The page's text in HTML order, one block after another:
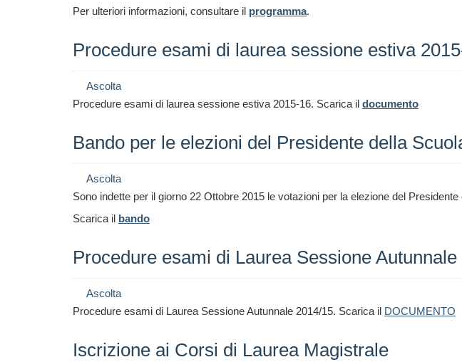
Per ulteriori informazioni, consultare il programma.
Procedure esami di laurea sessione estiva
Ascolta
Procedure esami di laurea sessione estiva 2015-16. Scarica il documento
Bando per le elezioni del Presidente della
Ascolta
Sono indette per il giorno 22 Ottobre 2015 le votazioni per la elezione del
Scarica il bando
Procedure esami di Laurea Sessione Autunnale
Ascolta
Procedure esami di Laurea Sessione Autunnale 2014/15. Scarica il DOCUMENTO
Iscrizione ai Corsi di Laurea Magistrale